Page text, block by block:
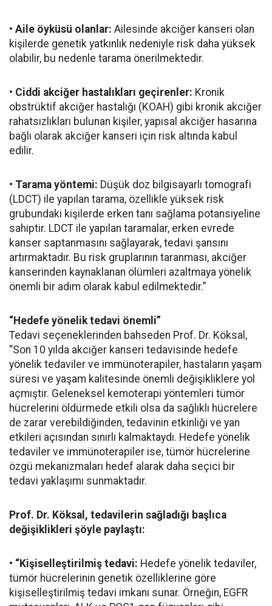
• Aile öyküsü olanlar: Ailesinde akciğer kanseri olan
kişilerde genetik yatkınlık nedeniyle risk daha yüksek
olabilir, bu nedenle tarama önerilmektedir.
• Ciddi akciğer hastalıkları geçirenler: Kronik
obstrüktif akciğer hastalığı (KOAH) gibi kronik akciğer
rahatsızlıkları bulunan kişiler, yapısal akciğer hasarına
bağlı olarak akciğer kanseri için risk altında kabul
edilir.
• Tarama yöntemi: Düşük doz bilgisayarlı tomografi
(LDCT) ile yapılan tarama, özellikle yüksek risk
grubundaki kişilerde erken tanı sağlama potansiyeline
sahiptir. LDCT ile yapılan taramalar, erken evrede
kanser saptanmasını sağlayarak, tedavi şansını
artırmaktadır. Bu risk gruplarının taranması, akciğer
kanserinden kaynaklanan ölümleri azaltmaya yönelik
önemli bir adım olarak kabul edilmektedir.”
“Hedefe yönelik tedavi önemli”
Tedavi seçeneklerinden bahseden Prof. Dr. Köksal,
“Son 10 yılda akciğer kanseri tedavisinde hedefe
yönelik tedaviler ve immünoterapiler, hastaların yaşam
süresi ve yaşam kalitesinde önemli değişikliklere yol
açmıştır. Geleneksel kemoterapi yöntemleri tümör
hücrelerini öldürmede etkili olsa da sağlıklı hücrelere
de zarar verebildiğinden, tedavinin etkinliği ve yan
etkileri açısından sınırlı kalmaktaydı. Hedefe yönelik
tedaviler ve immünoterapiler ise, tümör hücrelerine
özgü mekanizmaları hedef alarak daha seçici bir
tedavi yaklaşımı sunmaktadır.
Prof. Dr. Köksal, tedavilerin sağladığı başlıca
değişiklikleri şöyle paylaştı:
• “Kişiselleştirilmiş tedavi: Hedefe yönelik tedaviler,
tümör hücrelerinin genetik özelliklerine göre
kişiselleştirilmiş tedavi imkanı sunar. Örneğin, EGFR